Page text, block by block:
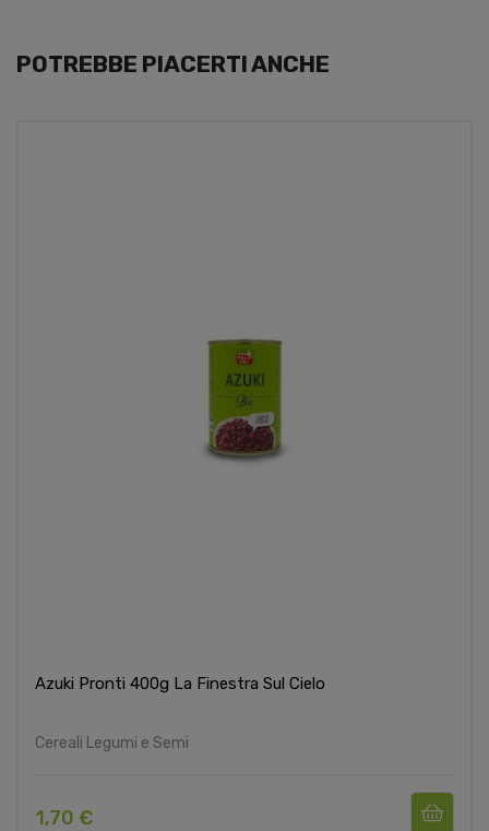
POTREBBE PIACERTI ANCHE
Azuki Pronti 400g La Finestra Sul Cielo
Cereali Legumi e Semi
1,70 €